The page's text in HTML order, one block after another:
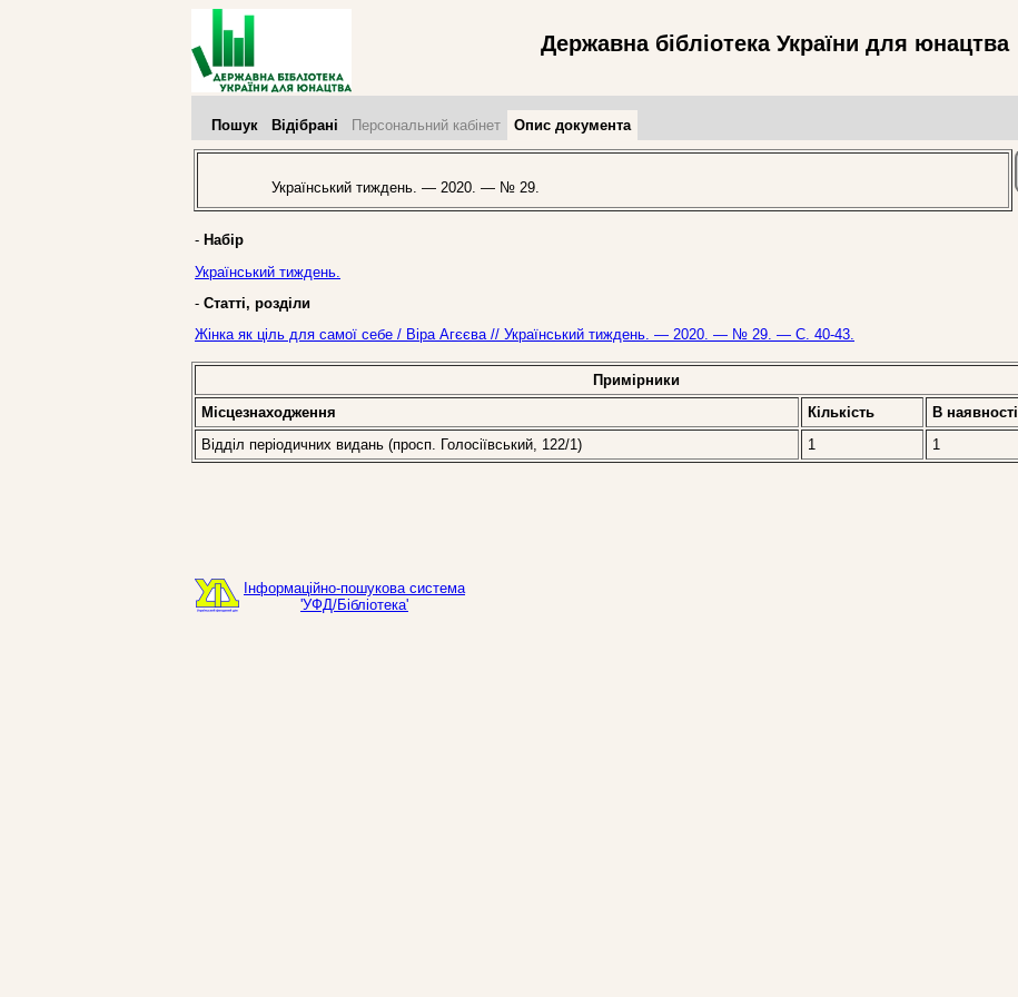
Державна бібліотека України для юнацтва
Пошук Відібрані Персональний кабінет Опис документа
Український тиждень. — 2020. — № 29.
- Набір
Український тиждень.
- Статті, розділи
Жінка як ціль для самої себе / Віра Агєєва // Український тиждень. — 2020. — № 29. — С. 40-43.
Примірники
Місцезнаходження
Кількість
В наявностi
Відділ періодичних видань (просп. Голосіївський, 122/1)
1 1
Інформаційно-пошукова система
'УФД/Бібліотека'